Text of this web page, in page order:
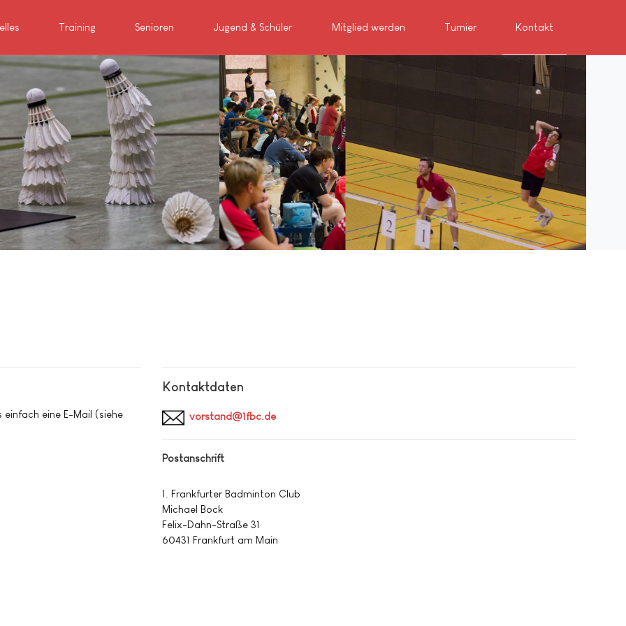
Training Senioren Jugend & Schüler Mitglied werden Turnier Kontakt
einfach eine E-Mail (siehe
Kontaktdaten
vorstand@1fbc.de
Postanschrift
1. Frankfurter Badminton Club
Michael Bock
Felix-Dahn-Straße 31
60431 Frankfurt am Main